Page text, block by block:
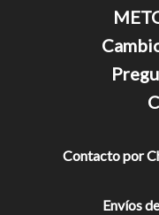
Contacto por
Envíos